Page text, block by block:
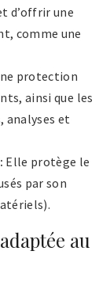
d’offrir une
comme une
protection
ainsi que les
analyses et
Elle protège le
par son
au